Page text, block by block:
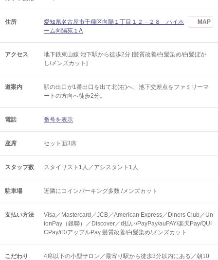
住所
愛知県名古屋市千種区向陽１丁目１２－２８ ハイホ
ーム向陽苑１A
MAP
アクセス
地下鉄東山線 池下駅から徒歩2分 [髪質改善/白髪染め/白髪ぼか
し/メンズカット]
道案内
駅の出口が1番出口を出て北(右)へ、池下交差点をファミリーマ
ートの方向へ徒歩2分。
電話 番号を表示
座席 セット面3席
スタッフ数 スタイリスト1人／アシスタント1人
駐車場 近隣にコインパーキング多数 /メンズカット
支払い方法
Visa／Mastercard／JCB／American Express／Diners Club／Un
ionPay（銀聯）／Discover／d払い/PayPay/auPAY/楽天Pay/QUI
CPay/iD/アップルPay 髪質改善/白髪染め/メンズカット
こだわり
4席以下の小型サロン／最寄り駅から徒歩3分以内にある／朝10